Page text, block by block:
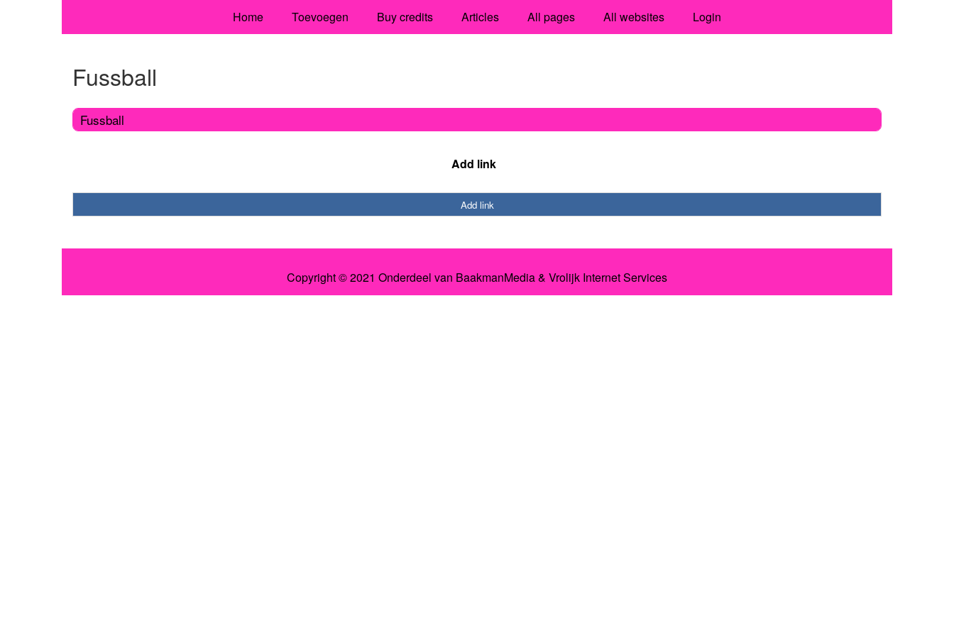
Home Toevoegen Buy credits Articles All pages All websites Login
Fussball
Fussball
Add link
Add link
Copyright © 2021 Onderdeel van BaakmanMedia& Vrolijk Internet Services